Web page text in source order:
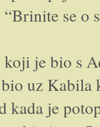
“Brinite se o
koji je bio s
uz Kabila
kada je